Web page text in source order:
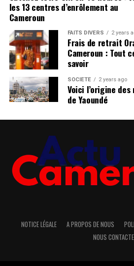
les 13 centres d’enrôlement au
Cameroun
FAITS DIVERS 2 years
Frais de retrait
Cameroun : Tout
savoir
SOCIÉTÉ 2 years ago
Voici l’origine
de Yaoundé
NOTICE LÉGALE A PROPOS DE NOUS
NOUS